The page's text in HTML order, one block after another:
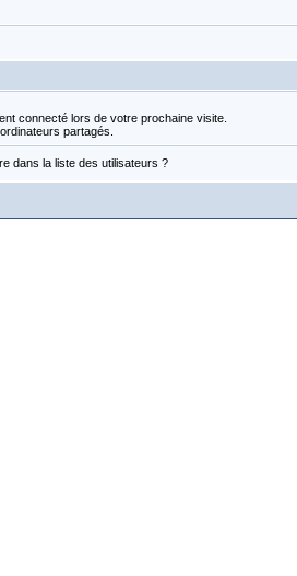
connecté lors de votre prochaine visite.
partagés.
dans la liste des utilisateurs ?